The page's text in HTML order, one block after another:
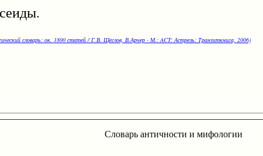
словарь: ок. 1800 статей / Г.В. Щеглов, В.Арчер - М.: ACT: Астрель: Транзиткнига, 2006)
Словарь античности и мифологии